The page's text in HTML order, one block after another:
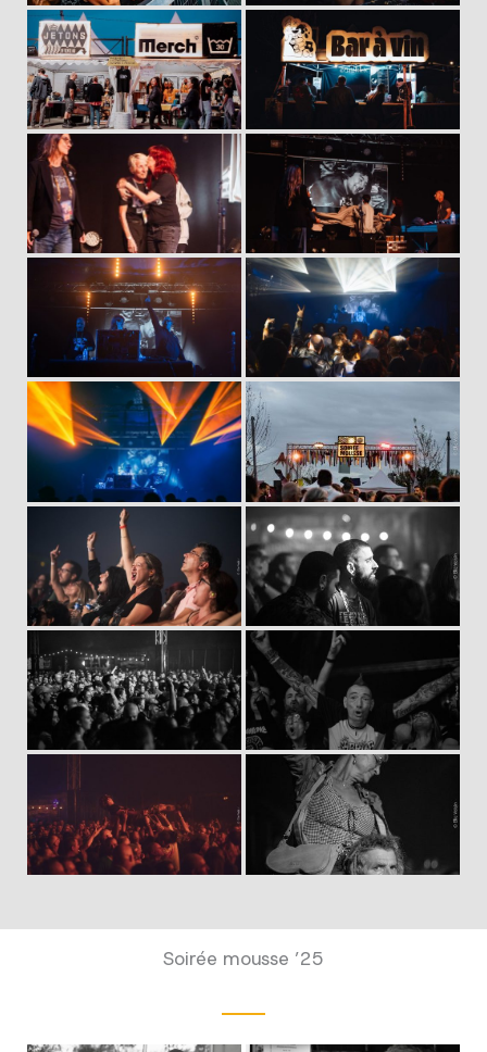
Soirée mousse ’25